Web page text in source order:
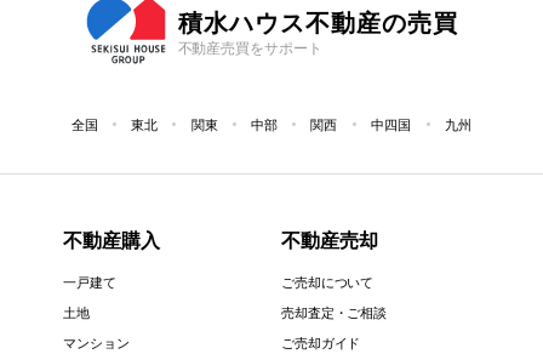
積水ハウス不動産の売買
不動産売買をサポート
全国 東北 関東 中部 関西 中四国 九州
不動産購入
一戸建て
土地
マンション
不動産売却
ご売却について
売却査定・ご相談
ご売却ガイド